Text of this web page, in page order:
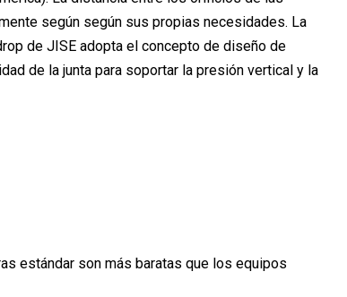
según según sus propias necesidades. La
de JISE adopta el concepto de diseño de
de la junta para soportar la presión vertical y la
estándar son más baratas que los equipos